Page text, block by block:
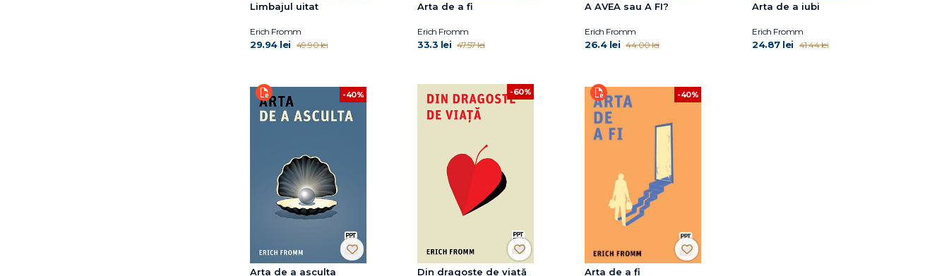
Limbajul uitat
Erich Fromm
29.94 lei 49.90 lei
Arta de a fi
Erich Fromm
33.3 lei 47.57 lei
A AVEA sau A FI?
Erich Fromm
26.4 lei 44.00 lei
Arta de a iubi
Erich Fromm
24.87 lei 41.44 lei
-40%
Arta de a asculta
-60%
Din dragoste de viață
-40%
Arta de a fi